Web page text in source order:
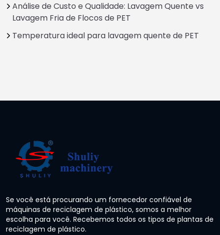
Análise de Custo e Qualidade: Lavagem Quente vs
Lavagem Fria de Flocos de PET
Temperatura ideal para lavagem quente de PET
Se você está procurando um fornecedor confiável de
máquinas de reciclagem de plástico, somos a melhor
escolha para você. Recebemos todos os tipos de plantas de
reciclagem de plástico.